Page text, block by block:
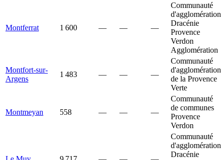
Montferrat 1 600 — — —
Communauté
d'agglomération
Dracénie
Provence
Verdon
Agglomération
Montfort-sur-
Argens
1 483 — — —
Communauté
d'agglomération
de la Provence
Verte
Montmeyan 558 — — —
Communauté
de communes
Provence
Verdon
Communauté
d'agglomération
Dracénie